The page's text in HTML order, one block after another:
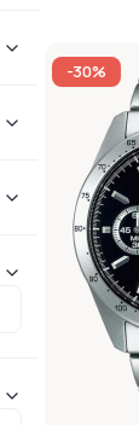
-30%